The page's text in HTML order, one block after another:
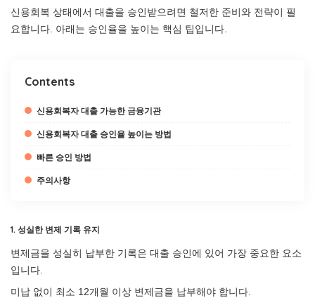
신용회복 상태에서 대출을 승인받으려면 철저한 준비와 전략이 필
요합니다. 아래는 승인율을 높이는 핵심 팁입니다.
Contents
신용회복자 대출 가능한 금융기관
신용회복자 대출 승인율 높이는 방법
빠른 승인 방법
주의사항
1. 성실한 변제 기록 유지
변제금을 성실히 납부한 기록은 대출 승인에 있어 가장 중요한 요소
입니다.
미납 없이 최소 12개월 이상 변제금을 납부해야 합니다.